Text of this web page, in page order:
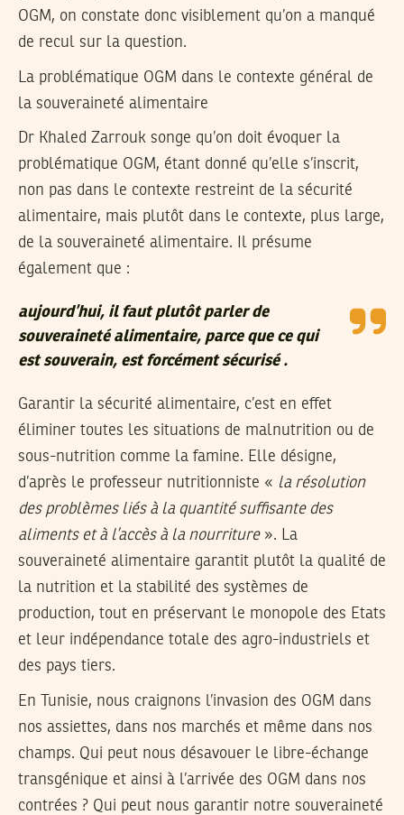
OGM, on constate donc visiblement qu’on a manqué
de recul sur la question.
La problématique OGM dans le contexte général de
la souveraineté alimentaire
Dr Khaled Zarrouk songe qu’on doit évoquer la
problématique OGM, étant donné qu’elle s’inscrit,
non pas dans le contexte restreint de la sécurité
alimentaire, mais plutôt dans le contexte, plus large,
de la souveraineté alimentaire. Il présume
également que :
aujourd’hui, il faut plutôt parler de
souveraineté alimentaire, parce que ce qui
est souverain, est forcément sécurisé .
Garantir la sécurité alimentaire, c’est en effet
éliminer toutes les situations de malnutrition ou de
sous-nutrition comme la famine. Elle désigne,
d’après le professeur nutritionniste « la résolution
des problèmes liés à la quantité suffisante des
aliments et à l’accès à la nourriture». La
souveraineté alimentaire garantit plutôt la qualité de
la nutrition et la stabilité des systèmes de
production, tout en préservant le monopole des Etats
et leur indépendance totale des agro-industriels et
des pays tiers.
En Tunisie, nous craignons l’invasion des OGM dans
nos assiettes, dans nos marchés et même dans nos
champs. Qui peut nous désavouer le libre-échange
transgénique et ainsi à l’arrivée des OGM dans nos
contrées ? Qui peut nous garantir notre souveraineté